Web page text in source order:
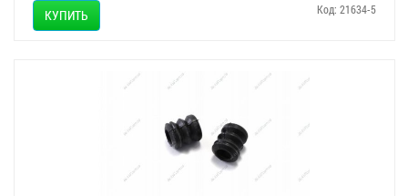
КУПИТЬ Код: 21634-5